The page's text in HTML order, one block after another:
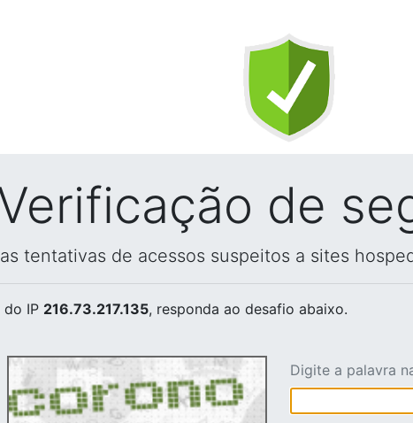
de
tentativas de acessos suspeitos a sites
do IP 216.73.217.135, responda ao desafio abaixo.
Digite a palavra